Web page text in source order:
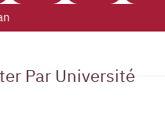
Par Université